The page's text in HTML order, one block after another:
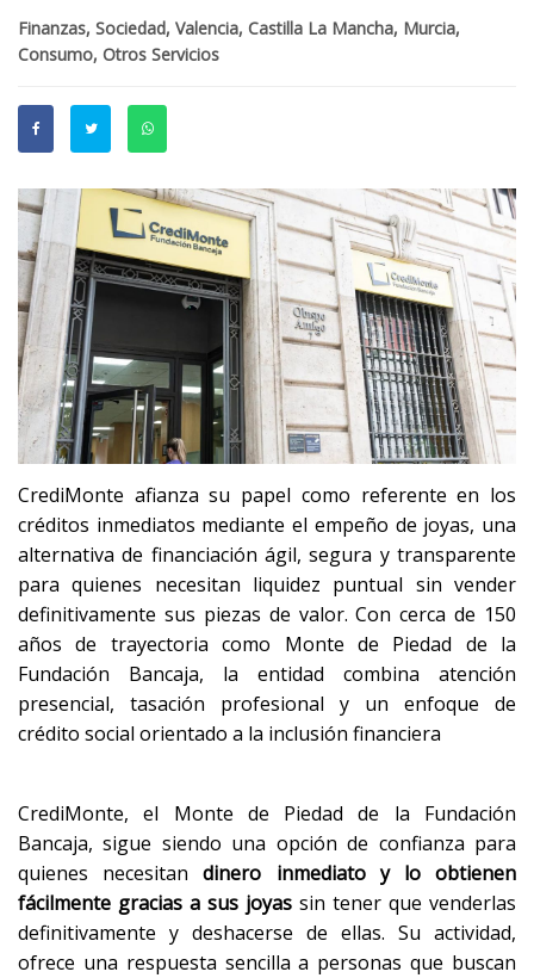
Finanzas, Sociedad, Valencia, Castilla La Mancha, Murcia,
Consumo, Otros Servicios
CrediMonte afianza su papel como referente en los
créditos inmediatos mediante el empeño de joyas, una
alternativa de financiación ágil, segura y transparente
para quienes necesitan liquidez puntual sin vender
definitivamente sus piezas de valor. Con cerca de 150
años de trayectoria como Monte de Piedad de la
Fundación Bancaja, la entidad combina atención
presencial, tasación profesional y un enfoque de
crédito social orientado a la inclusión financiera
CrediMonte, el Monte de Piedad de la Fundación
Bancaja, sigue siendo una opción de confianza para
quienes necesitandinero inmediato y lo obtienen
fácilmente gracias a sus joyas sin tener que venderlas
definitivamente y deshacerse de ellas. Su actividad,
ofrece una respuesta sencilla a personas que buscan